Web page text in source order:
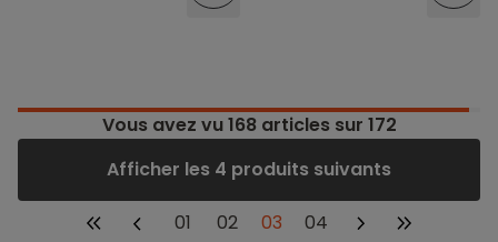
Vous avez vu168articles sur 172
Afficher les 4 produits suivants
01 02 03 04